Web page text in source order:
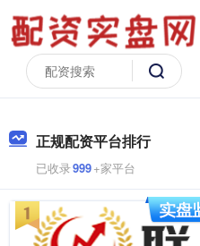
正规配资平台排行
已收录999+家平台